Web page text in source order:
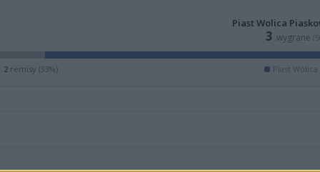
Piast Wolica
3 wygrane
2remisy (33%) Piast